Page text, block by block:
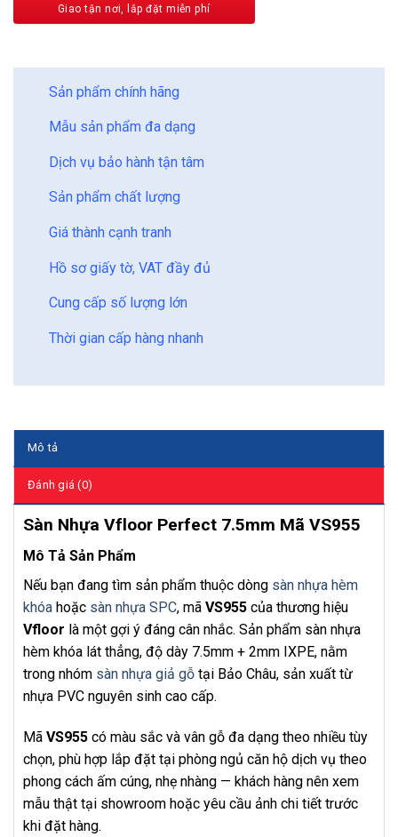
Sản phẩm chính hãng
Mẫu sản phẩm đa dạng
Dịch vụ bảo hành tận tâm
Sản phẩm chất lượng
Giá thành cạnh tranh
Hồ sơ giấy tờ, VAT đầy đủ
Cung cấp số lượng lớn
Thời gian cấp hàng nhanh
Mô tả
Đánh giá (0)
Sàn Nhựa Vfloor Perfect 7.5mm Mã VS955
Mô Tả Sản Phẩm
Nếu bạn đang tìm sản phẩm thuộc dòng sàn nhựa hèm
khóa hoặc sàn nhựa SPC, mã VS955 của thương hiệu
Vfloor là một gợi ý đáng cân nhắc. Sản phẩm sàn nhựa
hèm khóa lát thẳng, độ dày 7.5mm + 2mm IXPE, nằm
trong nhóm sàn nhựa giả gỗ tại Bảo Châu, sản xuất từ
nhựa PVC nguyên sinh cao cấp.
Mã VS955 có màu sắc và vân gỗ đa dạng theo nhiều tùy
chọn, phù hợp lắp đặt tại phòng ngủ căn hộ dịch vụ theo
phong cách ấm cúng, nhẹ nhàng — khách hàng nên xem
mẫu thật tại showroom hoặc yêu cầu ảnh chi tiết trước
khi đặt hàng.